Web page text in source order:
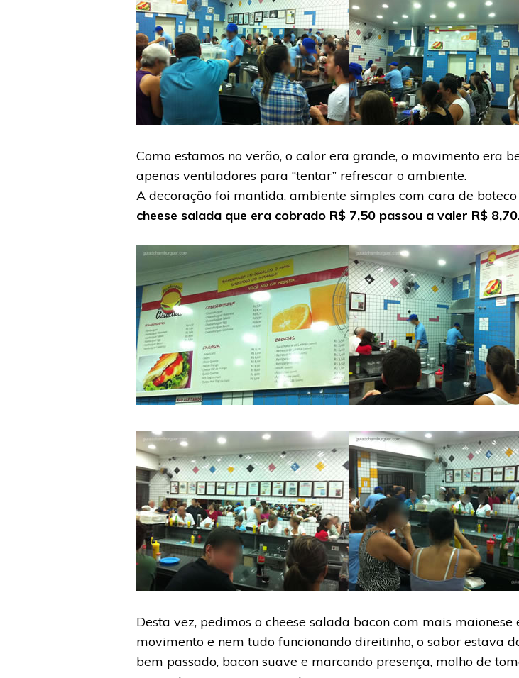
Como estamos no verão, o calor era grande, o movimento era
apenas ventiladores para “tentar” refrescar o ambiente.
A decoração foi mantida, ambiente simples com cara de
cheese salada que era cobrado R$ 7,50 passou a valer R$ 8,70.
Desta vez, pedimos o cheese salada bacon com mais
movimento e nem tudo funcionando direitinho, o sabor estava
bem passado, bacon suave e marcando presença, molho de